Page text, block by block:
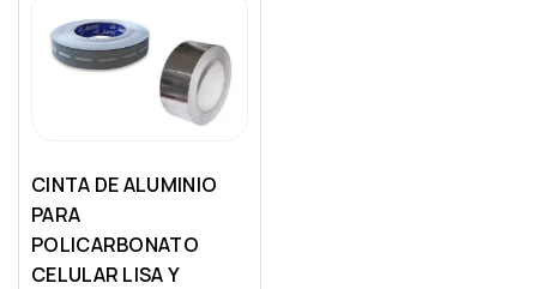
CINTA DE ALUMINIO
PARA
POLICARBONATO
CELULAR LISA Y